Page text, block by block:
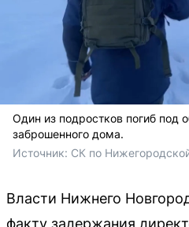
Один из подростков погиб
заброшенного дома.
Источник: СК по
Власти Нижнего
факту задержания